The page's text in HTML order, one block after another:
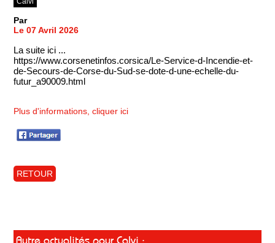
Par
Le 07 Avril 2026
La suite ici ...
https://www.corsenetinfos.corsica/Le-Service-d-Incendie-et-
de-Secours-de-Corse-du-Sud-se-dote-d-une-echelle-du-
futur_a90009.html
Plus d'informations, cliquer ici
RETOUR